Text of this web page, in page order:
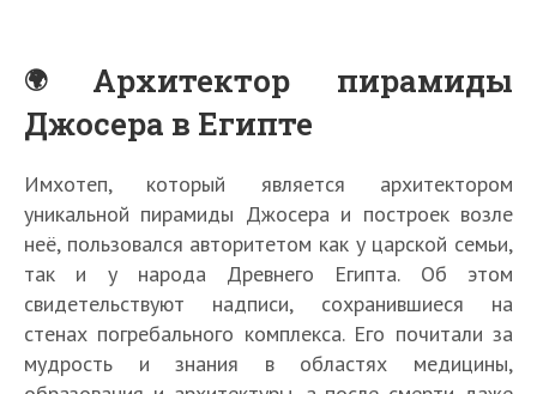
Архитектор пирамиды
Джосера в Египте
Имхотеп, который является архитектором
уникальной пирамиды Джосера и построек возле
неё, пользовался авторитетом как у царской семьи,
так и у народа Древнего Египта. Об этом
свидетельствуют надписи, сохранившиеся на
стенах погребального комплекса. Его почитали за
мудрость и знания в областях медицины,